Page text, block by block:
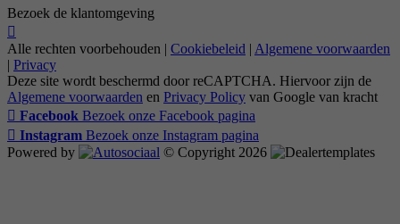
Bezoek de klantomgeving
Alle rechten voorbehouden | Cookiebeleid | Algemene voorwaarden
| Privacy
Deze site wordt beschermd door reCAPTCHA. Hiervoor zijn de
Algemene voorwaarden en Privacy Policy van Google van kracht
Facebook Bezoek onze Facebook pagina
Instagram Bezoek onze Instagram pagina
Powered by
© Copyright 2026